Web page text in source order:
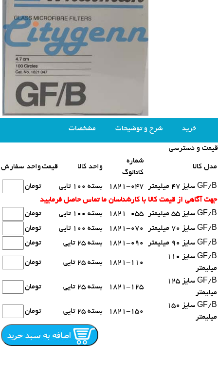
خرید شرح و توضیحات مشخصات
محصولات مشابه
قیمت و دسترسی
مدل کالا
شماره
کاتالوگ
واحد کالا قیمتواحد سفارش
GF/B سایز 47 میلیمتر 1821-047 بسته 100 تایی
تومان
جهت آگاهی از قیمت کالا با کارشناسان ما تماس حاصل فرمایید
GF/B سایز 55 میلیمتر
1821-055 بسته 100 تایی
تومان
GF/B سایز 70 میلیمتر
1821-070 بسته 100 تایی
تومان
GF/B سایز 90 میلیمتر
1821-090 بسته 25 تایی
تومان
GF/B سایز 110
میلیمتر
1821-110 بسته 25 تایی تومان
GF/B سایز 125
میلیمتر
1821-125 بسته 25 تایی تومان
GF/B سایز 150
میلیمتر
1821-150 بسته 25 تایی تومان